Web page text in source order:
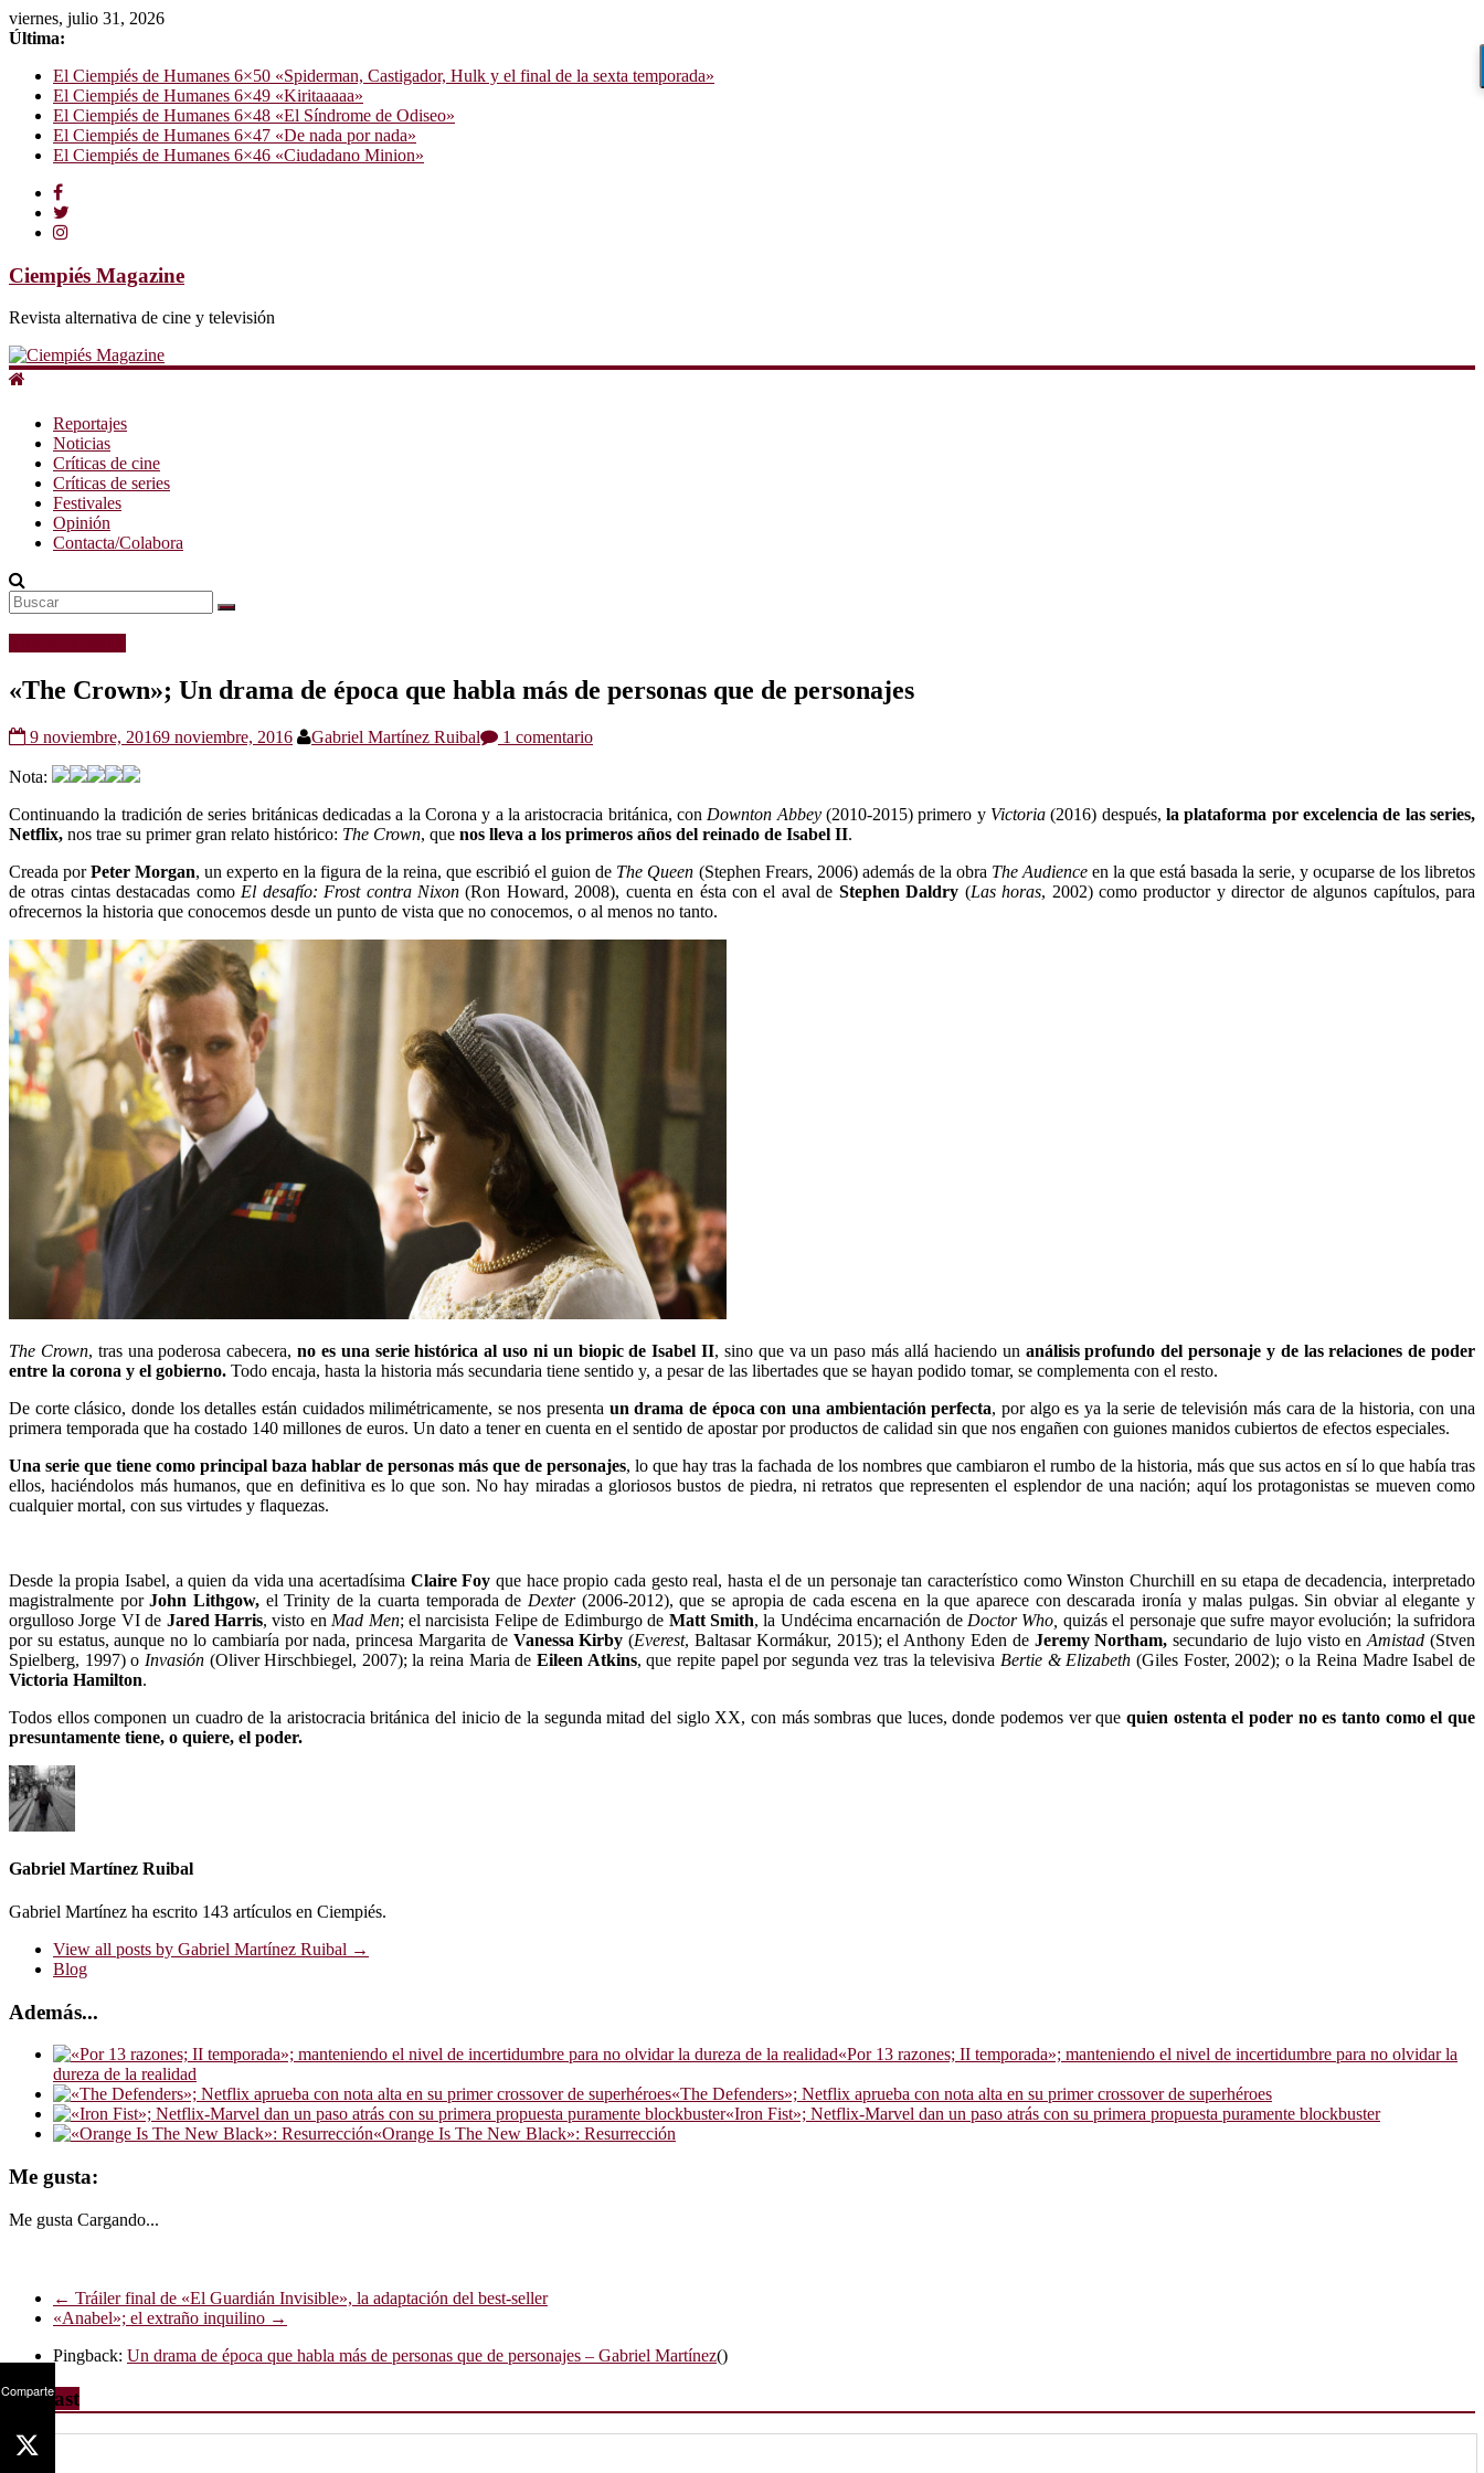
viernes, julio 31, 2026
Última:
El Ciempiés de Humanes 6×50 «Spiderman, Castigador, Hulk y el final de la sexta temporada»
El Ciempiés de Humanes 6×49 «Kiritaaaaa»
El Ciempiés de Humanes 6×48 «El Síndrome de Odiseo»
El Ciempiés de Humanes 6×47 «De nada por nada»
El Ciempiés de Humanes 6×46 «Ciudadano Minion»
Ciempiés Magazine
Revista alternativa de cine y televisión
Reportajes
Noticias
Críticas de cine
Críticas de series
Festivales
Opinión
Contacta/Colabora
«The Crown»; Un drama de época que habla más de personas que de personajes
9 noviembre, 20169 noviembre, 2016 Gabriel Martínez Ruibal 1 comentario
Nota:
Continuando la tradición de series británicas dedicadas a la Corona y a la aristocracia británica, con Downton Abbey(2010-2015) primero y Victoria (2016) después,la plataforma por excelencia de las series,
Netflix, nos trae su primer gran relato histórico: The Crown, que nos lleva a los primeros años del reinado de Isabel II.
Creada porPeter Morgan, un experto en la figura de la reina, que escribió el guion de The Queen (Stephen Frears, 2006) además de la obra The Audienceen la que está basada la serie, y ocuparse de los libretos
de otras cintas destacadas como El desafío: Frost contra Nixon(Ron Howard, 2008), cuenta en ésta con el aval de Stephen Daldry (Las horas, 2002) como productor y director de algunos capítulos, para
ofrecernos la historia que conocemos desde un punto de vista que no conocemos, o al menos no tanto.
The Crown, tras una poderosa cabecera,no es una serie histórica al uso ni un biopic de Isabel II, sino que va un paso más allá haciendo un análisis profundo del personaje y de las relaciones de poder
entre la corona y el gobierno. Todo encaja, hasta la historia más secundaria tiene sentido y, a pesar de las libertades que se hayan podido tomar, se complementa con el resto.
De corte clásico, donde los detalles están cuidados milimétricamente, se nos presenta un drama de época con una ambientación perfecta, por algo es ya la serie de televisión más cara de la historia, con una
primera temporada que ha costado 140 millones de euros. Un dato a tener en cuenta en el sentido de apostar por productos de calidad sin que nos engañen con guiones manidos cubiertos de efectos especiales.
Una serie que tiene como principal baza hablar de personas más que de personajes, lo que hay tras la fachada de los nombres que cambiaron el rumbo de la historia, más que sus actos en sí lo que había tras
ellos, haciéndolos más humanos, que en definitiva es lo que son. No hay miradas a gloriosos bustos de piedra, ni retratos que representen el esplendor de una nación; aquí los protagonistas se mueven como
cualquier mortal, con sus virtudes y flaquezas.
Desde la propia Isabel, a quien da vida una acertadísima Claire Foy que hace propio cada gesto real, hasta el de un personaje tan característico como Winston Churchill en su etapa de decadencia, interpretado
magistralmente porJohn Lithgow, el Trinity de la cuarta temporada de Dexter(2006-2012), que se apropia de cada escena en la que aparece con descarada ironía y malas pulgas. Sin obviar al elegante y
orgulloso Jorge VI de Jared Harris, visto en Mad Men; el narcisista Felipe de Edimburgo de Matt Smith, la Undécima encarnación de Doctor Who, quizás el personaje que sufre mayor evolución; la sufridora
por su estatus, aunque no lo cambiaría por nada, princesa Margarita de Vanessa Kirby(Everest, Baltasar Kormákur, 2015); el Anthony Eden de Jeremy Northam,secundario de lujo visto enAmistad (Stven
Spielberg, 1997) o Invasión(Oliver Hirschbiegel, 2007); la reina Maria deEileen Atkins, que repite papel por segunda vez tras la televisiva Bertie & Elizabeth (Giles Foster, 2002); o la Reina Madre Isabel de
Victoria Hamilton.
Todos ellos componen un cuadro de la aristocracia británica del inicio de la segunda mitad del siglo XX, con más sombras que luces, donde podemos ver que quien ostenta el poder no es tanto como el que
presuntamente tiene, o quiere, el poder.
Gabriel Martínez Ruibal
Gabriel Martínez ha escrito 143 artículos en Ciempiés.
View all posts by Gabriel Martínez Ruibal →
Blog
Además...
«Por 13 razones; II temporada»; manteniendo el nivel de incertidumbre para no olvidar la
dureza de la realidad
«The Defenders»; Netflix aprueba con nota alta en su primer crossover de superhéroes
«Iron Fist»; Netflix-Marvel dan un paso atrás con su primera propuesta puramente blockbuster
«Orange Is The New Black»: Resurrección
Me gusta:
Me gusta Cargando...
← Tráiler final de «El Guardián Invisible», la adaptación del best-seller
«Anabel»; el extraño inquilino →
Pingback: Un drama de época que habla más de personas que de personajes – Gabriel Martínez()
Podcast
Comparte